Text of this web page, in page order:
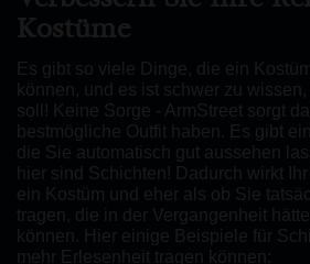
Kostüme
Es gibt so viele Dinge, die ein
können, und es ist schwer zu wissen,
soll! Keine Sorge - ArmStreet sorgt
bestmögliche Outfit haben. Es gibt
die Sie automatisch gut aussehen
hier sind Schichten! Dadurch wirkt
ein Kostüm und eher als ob Sie
tragen, die in der Vergangenheit
können. Hier einige Beispiele für
mehr Erlesenheit tragen können: